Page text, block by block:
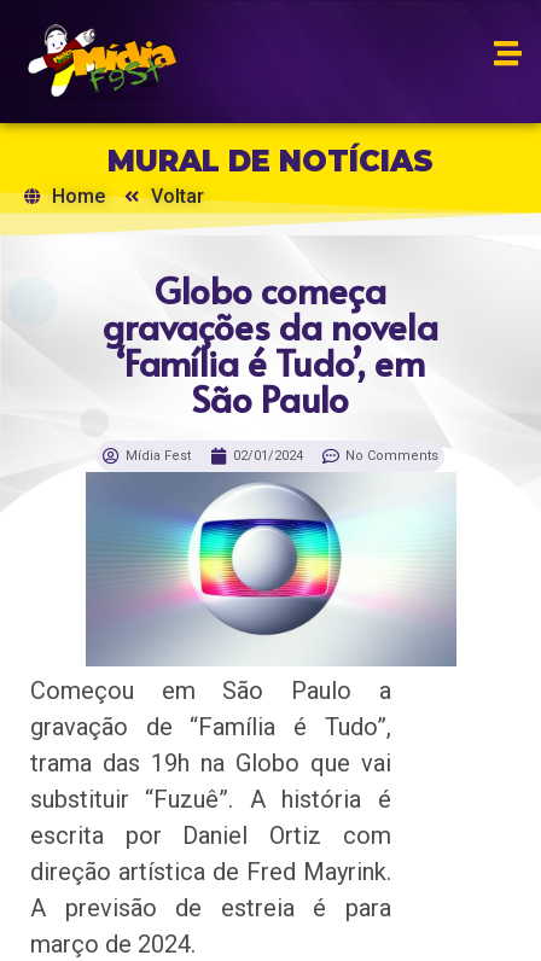
MURAL DE NOTÍCIAS
Home Voltar
Globo começa
gravações da novela
‘Família é Tudo’, em
São Paulo
Mídia Fest 02/01/2024 No Comments
Começou em São Paulo a
gravação de “Família é Tudo”,
trama das 19h na Globo que vai
substituir “Fuzuê”. A história é
escrita por Daniel Ortiz com
direção artística de Fred Mayrink.
A previsão de estreia é para
março de 2024.